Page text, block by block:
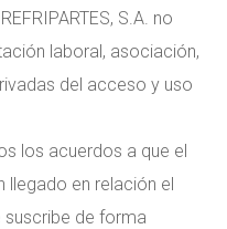
S.A. no
laboral, asociación,
del acceso y uso
los acuerdos a que el
llegado en relación el
suscribe de forma